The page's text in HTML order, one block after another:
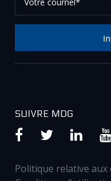
courriel*
SUIVRE MDG
Politique relative aux